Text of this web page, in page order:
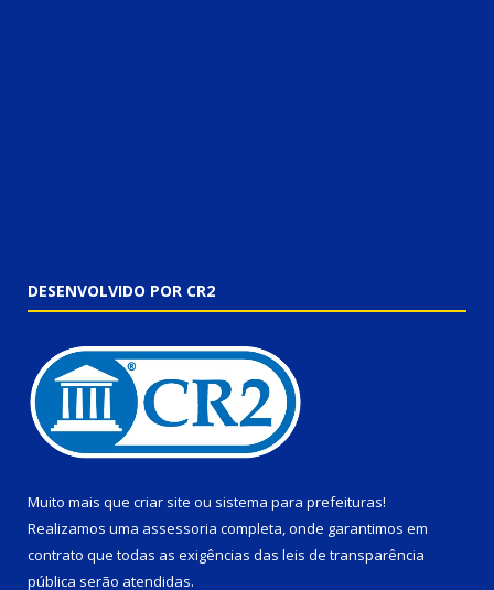
DESENVOLVIDO POR CR2
Muito mais que criar site ou sistema para prefeituras!
Realizamos uma assessoria completa, onde garantimos em
contrato que todas as exigências das leis de transparência
pública serão atendidas.